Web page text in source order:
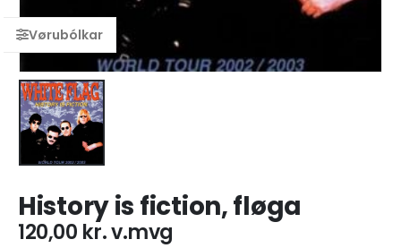
History is fiction, fløga
120,00 kr.v.mvg